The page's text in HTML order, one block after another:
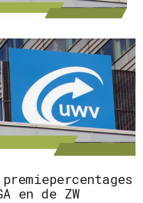
en de ZW